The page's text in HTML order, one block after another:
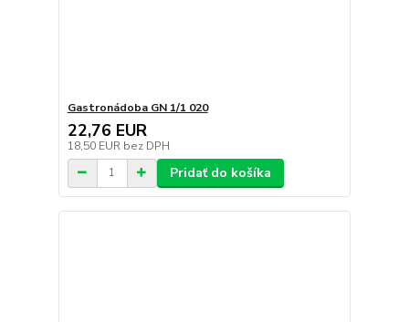
Gastronádoba GN 1/1 020
22,76 EUR
18,50 EUR bez DPH
Pridať do košíka